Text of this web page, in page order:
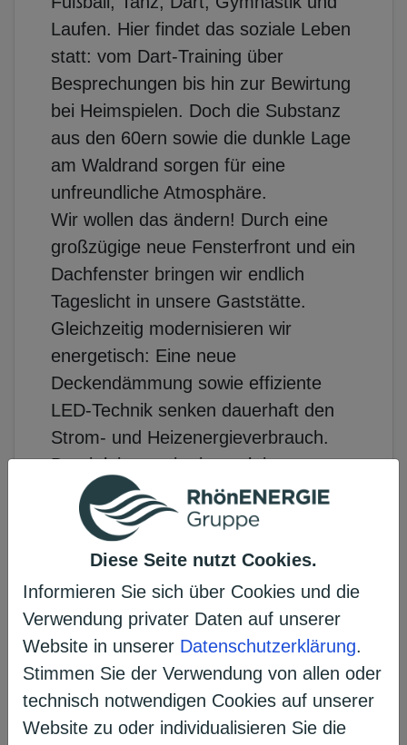
Diese Seite nutzt Cookies.
Informieren Sie sich über Cookies und die
Verwendung privater Daten auf unserer
Website in unserer Datenschutzerklärung.
Stimmen Sie der Verwendung von allen oder
technisch notwendigen Cookies auf unserer
Website zu oder individualisieren Sie die
Laufen. Hier findet das soziale Leben
statt: vom Dart-Training über
Besprechungen bis hin zur Bewirtung
bei Heimspielen. Doch die Substanz
aus den 60ern sowie die dunkle Lage
am Waldrand sorgen für eine
unfreundliche Atmosphäre.
Wir wollen das ändern! Durch eine
großzügige neue Fensterfront und ein
Dachfenster bringen wir endlich
Tageslicht in unsere Gaststätte.
Gleichzeitig modernisieren wir
energetisch: Eine neue
Deckendämmung sowie effiziente
LED-Technik senken dauerhaft den
Strom- und Heizenergieverbrauch.
Damit leisten wir einen aktiven
Beitrag zum Klimaschutz und
erhalten diesen zentralen Ort der
Begegnung für alle Generationen und
Bitte gebt uns eure Stimme!
Gemeinsam machen wir unser
Vereinsheim fit für die Zukunft!